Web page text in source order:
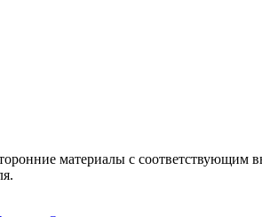
материалы с соответствующим